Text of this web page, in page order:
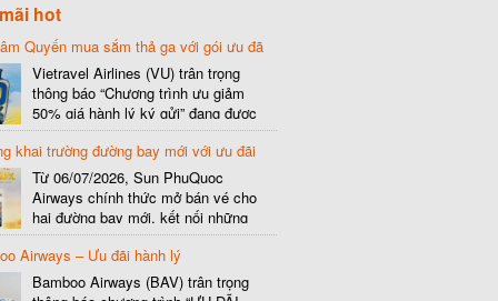
hot
Quyến mua sắm thả ga với gói ưu đã
gói cước
Vietravel Airlines (VU) trân trọng
thông báo “Chương trình ưu giảm
50% giá hành lý ký gửi” đang được
triển khai cho đường bay quốc tế mới
kết nối từ TP. Hồ Chí Minh
(SGN) đi Thâm Quyến – Trung Quốc
(SZX), chi tiết như sau: LỊCH BAY
CHI TIẾT Đường bay SHCB Giờ khởi
hành Giờ đến Tần suất…
khai trường đường bay mới với ưu đãi
Từ 06/07/2026, Sun PhuQuoc
Airways chính thức mở bán vé cho
hai đường bay mới, kết nối những
điểm đến giàu trải nghiệm, giúp hành
khách khám phá vẻ đẹp thiên nhiên
và văn hóa của miền Trung Việt Nam.
Airways – Ưu đãi hành lý
Bamboo Airways (BAV) trân trọng